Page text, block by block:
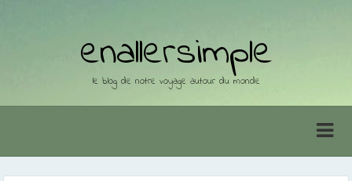
enallersimple
le blog de notre voyage autour du monde